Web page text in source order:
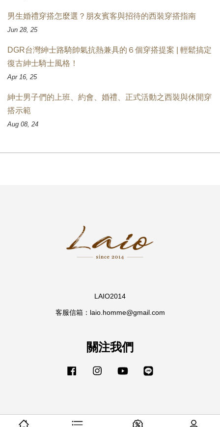
男生婚禮穿搭怎麼選？朋友賓客與招待的西裝穿搭指南
Jun 28, 25
DGR台灣紳士路騎帥氣抗熱兼具的６個穿搭提案 | 輕鬆搞定
復古紳士騎士風格！
Apr 16, 25
紳士男子們的上班、約會、婚禮、正式活動之西裝與休閒穿
搭示範
Aug 08, 24
LAIO2014
客服信箱：laio.homme@gmail.com
關注我們
Facebook Instagram YouTube